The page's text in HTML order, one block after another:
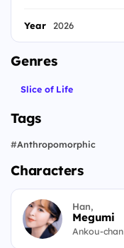
Year 2026
Genres
Slice of Life
Tags
#Anthropomorphic
Characters
Han,
Megumi
Ankou-chan